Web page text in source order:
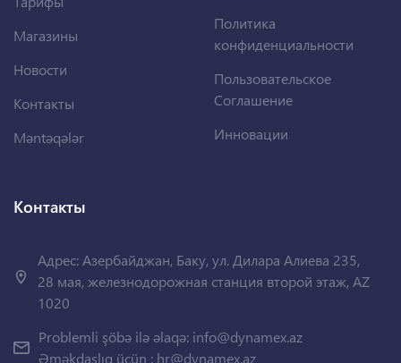
Магазины
Новости
Контакты
Məntəqələr
Политика
конфиденциальности
Пользовательское
Соглашение
Инновации
Контакты
Адрес: Азербайджан, Баку, ул. Дилара Алиева 235,
28 мая, железнодорожная станция второй этаж, AZ
1020
Problemli şöbə ilə əlaqə: info@dynamex.az
Əməkdaşlıq üçün : hr@dynamex.az